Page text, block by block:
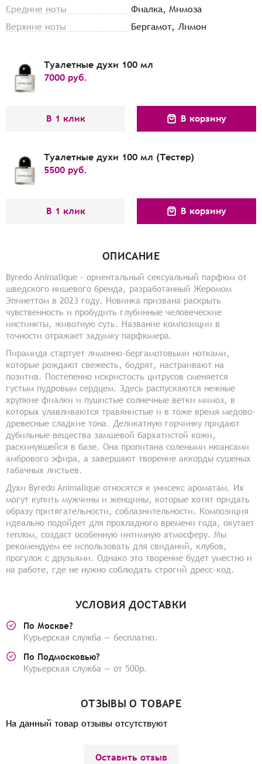
Средние ноты
Фиалка, Мимоза
Верхние ноты
Бергамот, Лимон
Туалетные духи 100 мл
7000 руб.
В 1 клик В корзину
Туалетные духи 100 мл (Тестер)
5500 руб.
В 1 клик В корзину
ОПИСАНИЕ
Byredo Animalique – ориентальный сексуальный парфюм от
шведского нишевого бренда, разработанный Жеромом
Эпинеттом в 2023 году. Новинка призвана раскрыть
чувственность и пробудить глубинные человеческие
инстинкты, животную суть. Название композиции в
точности отражает задумку парфюмера.
Пирамида стартует лимонно-бергамотовыми нотками,
которые рождают свежесть, бодрят, настраивают на
позитив. Постепенно искристость цитрусов сменяется
густым пудровым сердцем. Здесь распускаются нежные
хрупкие фиалки и пушистые солнечные ветки мимоз, в
которых улавливаются травянистые и в тоже время медово-
древесные сладкие тона. Деликатную горчинку придают
дубильные вещества замшевой бархатистой кожи,
раскинувшейся в базе. Она пропитана солеными нюансами
амбрового эфира, а завершают творение аккорды сушеных
табачных листьев.
Духи Byredo Animalique относятся к унисекс ароматам. Их
могут купить мужчины и женщины, которые хотят придать
образу притягательности, соблазнительности. Композиция
идеально подойдет для прохладного времени года, окутает
теплом, создаст особенную интимную атмосферу. Мы
рекомендуем ее использовать для свиданий, клубов,
прогулок с друзьями. Однако это творение будет уместно и
на работе, где не нужно соблюдать строгий дресс-код.
УСЛОВИЯ ДОСТАВКИ
По Москве?
Курьерская служба — бесплатно.
По Подмосковью?
Курьерская служба — от 500р.
ОТЗЫВЫ О ТОВАРЕ
На данный товар отзывы отсутствуют
Оставить отзыв